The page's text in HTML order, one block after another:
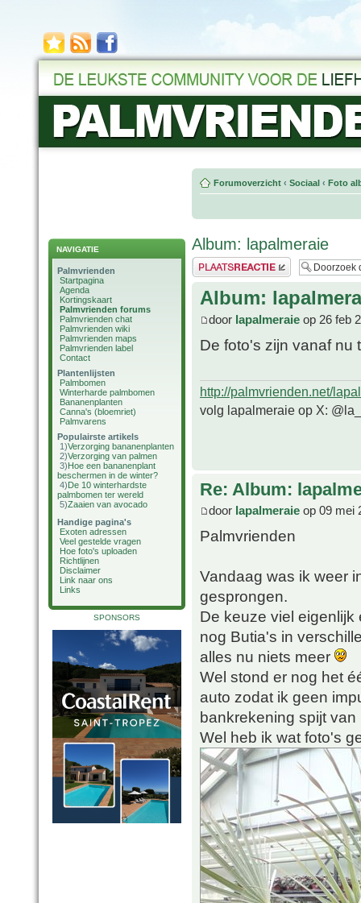
NAVIGATIE
Palmvrienden
Startpagina
Agenda
Kortingskaart
Palmvrienden forums
Palmvrienden chat
Palmvrienden wiki
Palmvrienden maps
Palmvrienden label
Contact
Plantenlijsten
Palmbomen
Winterharde palmbomen
Bananenplanten
Canna's (bloemriet)
Palmvarens
Populairste artikels
1)Verzorging bananenplanten
2)Verzorging van palmen
3)Hoe een bananenplant
beschermen in de winter?
4)De 10 winterhardste
palmbomen ter wereld
5)Zaaien van avocado
Handige pagina's
Exoten adressen
Veel gestelde vragen
Hoe foto's uploaden
Richtlijnen
Disclaimer
Link naar ons
Links
SPONSORS
Forumoverzicht ‹ Sociaal ‹ Foto
Album: lapalmeraie
Plaats een reactie
Album:
door lapalmeraie op 26 feb
De foto's zijn vanaf
http://palmvrienden.net/
volg lapalmeraie op X:
Re: Album:
door lapalmeraie op 09 mei
Palmvrienden
Vandaag was ik weer
gesprongen.
De keuze viel
nog Butia's in
alles nu niets meer
Wel stond er nog het
auto zodat ik geen
bankrekening spijt
Wel heb ik wat foto's